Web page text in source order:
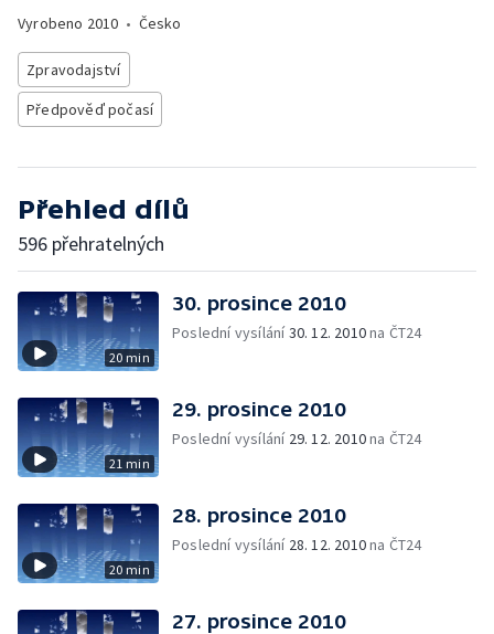
Vyrobeno 2010 • Česko
Zpravodajství
Předpověď počasí
Přehled dílů
596 přehratelných
20 min
30. prosince 2010
Poslední vysílání30. 12. 2010na ČT24
21 min
29. prosince 2010
Poslední vysílání 29. 12. 2010na ČT24
20 min
28. prosince 2010
Poslední vysílání 28. 12. 2010na ČT24
27. prosince 2010